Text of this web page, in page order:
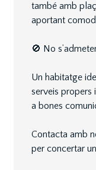
també amb
aportant
🚫 No
Un habitatge
serveis propers
a bones
Contacta amb
per concertar